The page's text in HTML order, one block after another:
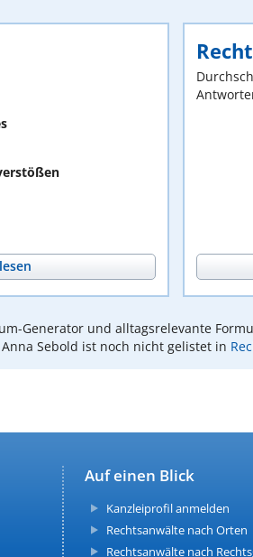
Generator und alltagsrelevante
Sebold ist noch nicht gelistet in
Auf einen Blick
Kanzleiprofil anmelden
Rechtsanwälte nach Orten
Rechtsanwälte nach